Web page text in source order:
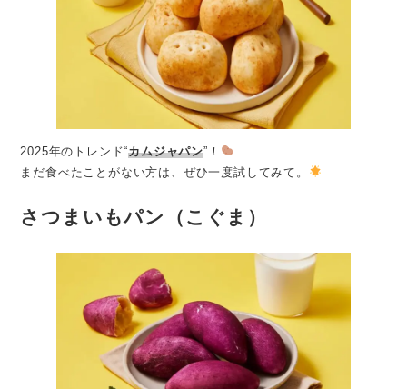
2025年のトレンド“カムジャパン”！
まだ食べたことがない方は、ぜひ一度試してみて。
さつまいもパン（こぐま）